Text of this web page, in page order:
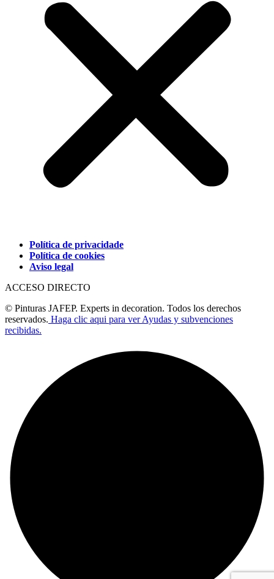
Política de privacidade
Política de cookies
Aviso legal
ACCESO DIRECTO
© Pinturas JAFEP. Experts in decoration. Todos los derechos
reservados. Haga clic aqui para ver Ayudas y subvenciones
recibidas.